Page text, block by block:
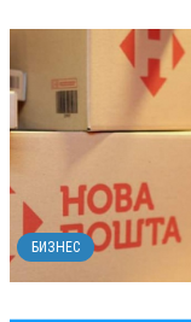
БИЗНЕС